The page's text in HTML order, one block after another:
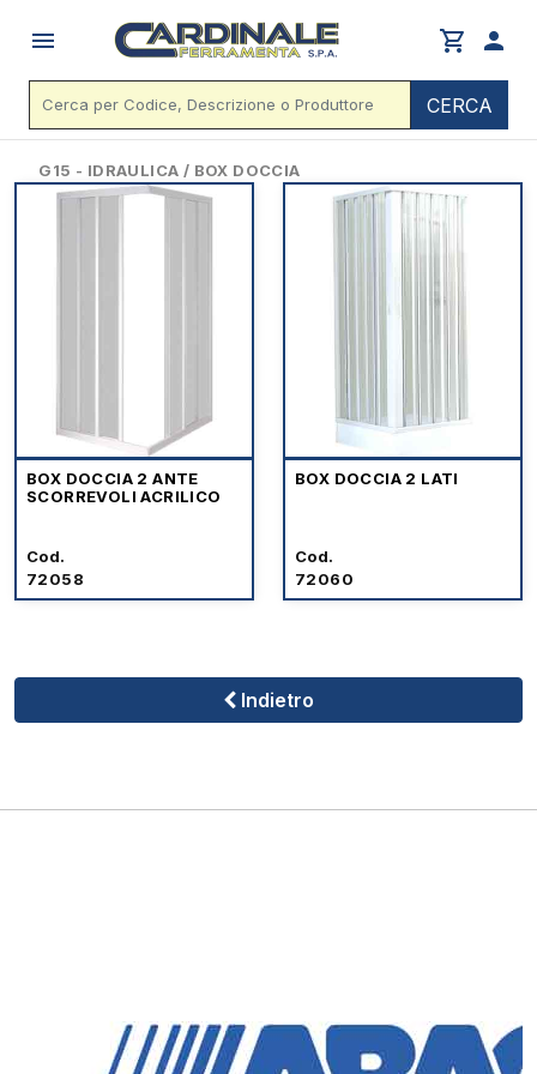
menu shopping_cart person
CERCA
Indietro
G15 - IDRAULICA / BOX DOCCIA
BOX DOCCIA 2 ANTE
SCORREVOLI ACRILICO
Cod.
72058
BOX DOCCIA 2 LATI
Cod.
72060